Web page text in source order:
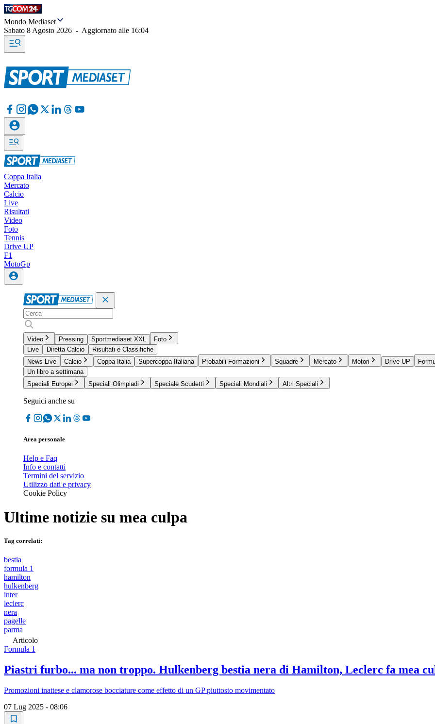
Mondo Mediaset
Sabato 8 Agosto 2026 - Aggiornato alle 16:04
Coppa Italia
Mercato
Calcio
Live
Risultati
Video
Foto
Tennis
Drive UP
F1
MotoGp
Video Pressing Sportmediaset XXL
Foto
Live
Diretta Calcio
Risultati e Classifiche
News Live
Calcio Coppa Italia Supercoppa Italiana Probabili Formazioni Squadre Mercato Motori Drive UP
Un libro a settimana
Speciali Europei
Speciali Olimpiadi Speciale Scudetti Speciali Mondiali Altri Speciali
Seguici anche su
Area personale
Help e Faq
Info e contatti
Termini del servizio
Utilizzo dati e privacy
Cookie Policy
Ultime notizie su mea culpa
Tag correlati:
bestia
formula 1
hamilton
hulkenberg
inter
leclerc
nera
pagelle
parma
Articolo
Formula 1
Piastri furbo... ma non troppo. Hulkenberg bestia nera di Hamilton, Leclerc fa mea
Promozioni inattese e clamorose bocciature come effetto di un GP piuttosto movimentato
07 Lug 2025 - 08:06